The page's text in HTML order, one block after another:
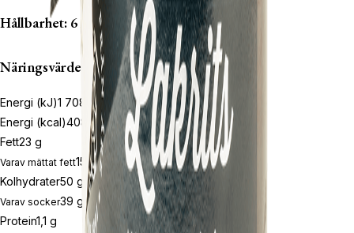
Hållbarhet: 6 mån
Näringsvärden per 100g
Energi (kJ)1 708
kJ
Energi (kcal)408
kcal
Fett23 g
Varav mättat fett15 g
Kolhydrater50 g
Varav socker39 g
Protein1,1 g